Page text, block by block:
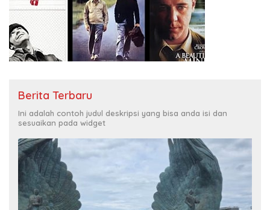
Berita Terbaru
Ini adalah contoh judul deskripsi yang bisa anda isi dan
sesuaikan pada widget